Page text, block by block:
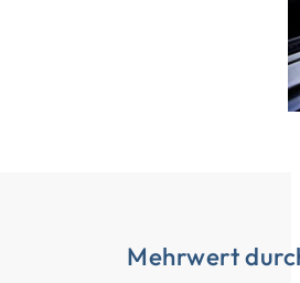
Mehrwert